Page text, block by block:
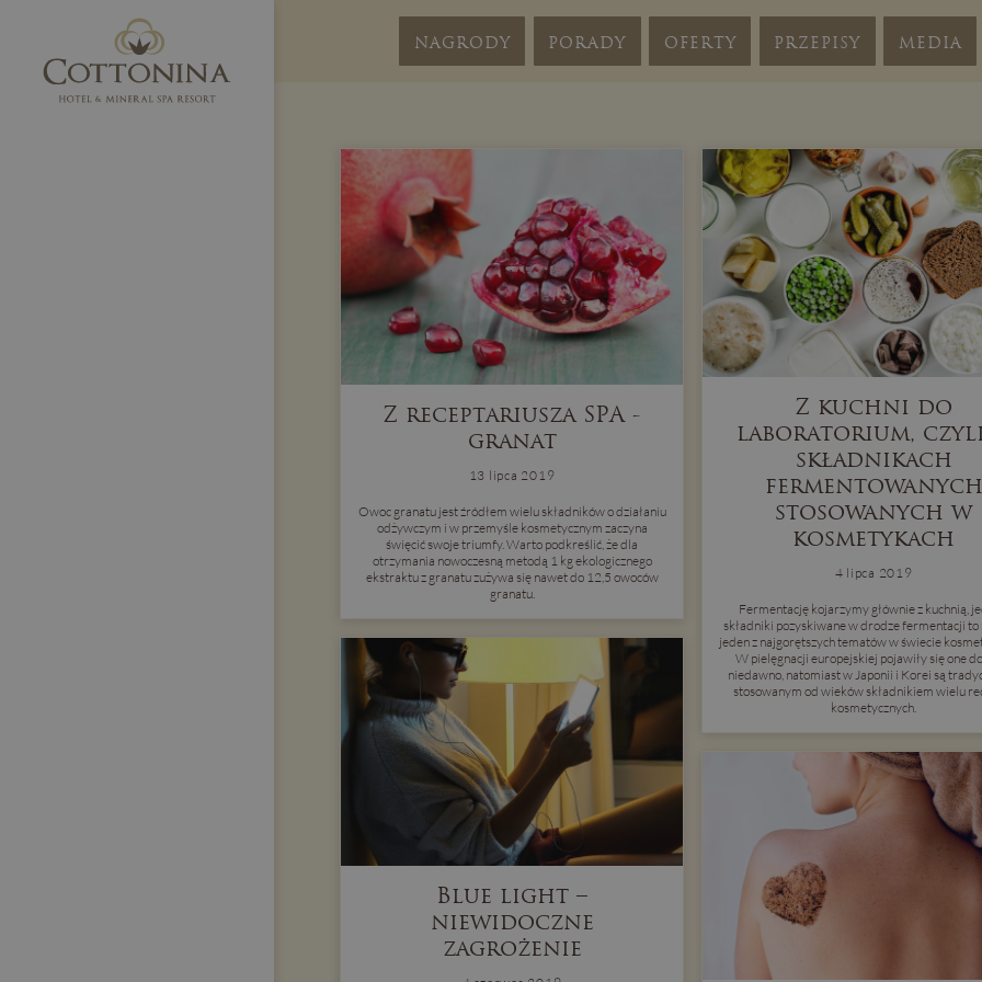
NAGRODY PORADY OFERTY PRZEPISY MEDIA
Z receptariusza SPA -
granat
13 lipca 2019
Owoc granatu jest źródłem wielu składników o działaniu
odżywczym i w przemyśle kosmetycznym zaczyna
święcić swoje triumfy. Warto podkreślić, że dla
otrzymania nowoczesną metodą 1 kg ekologicznego
ekstraktu z granatu zużywa się nawet do 12,5 owoców
granatu.
Z kuchni do
laboratorium,
składnikach
fermentowanych
stosowanych w
kosmetykach
4 lipca 2019
Fermentację kojarzymy głównie z kuchnią,
składniki pozyskiwane w drodze fermentacji to
jeden z najgorętszych tematów w świecie
W pielęgnacji europejskiej pojawiły się one
niedawno, natomiast w Japonii i Korei są
stosowanym od wieków składnikiem wielu
kosmetycznych.
Blue light –
niewidoczne
zagrożenie